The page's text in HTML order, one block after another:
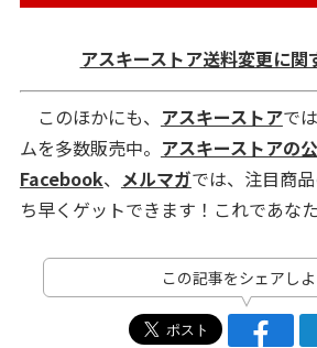
アスキーストア送料変更に関
このほかにも、 アスキーストアで
ムを多数販売中。 アスキーストア
Facebook、 メルマガでは、注目商
ち早くゲットできます！これであな
この記事をシェアしよ